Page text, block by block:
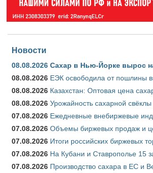
Новости
08.08.2026 Сахар в Нью-Йорке вырос
08.08.2026 ЕЭК освободила от пошлины
08.08.2026 Казахстан: Оптовая цена
08.08.2026 Урожайность сахарной
07.08.2026 Ежедневные внебиржевые
07.08.2026 Объемы биржевых продаж и
07.08.2026 Итоги российских биржевых
07.08.2026 На Кубани и Ставрополье 15
07.08.2026 Производство сахара в ЕС и